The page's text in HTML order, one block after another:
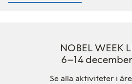
NOBEL WEEK
6–14
Se alla aktiviteter i